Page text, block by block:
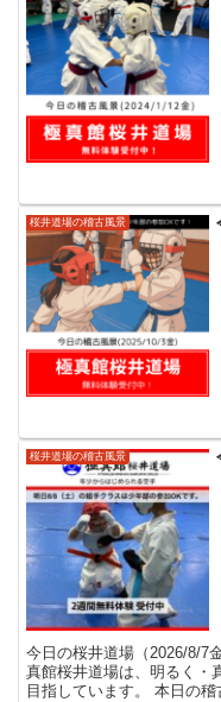
桜井道場の稽古風景
桜井道場の稽古風景
今日の桜井道場（2026/8/7
真館桜井道場は、明るく・
目指しています。 本日の